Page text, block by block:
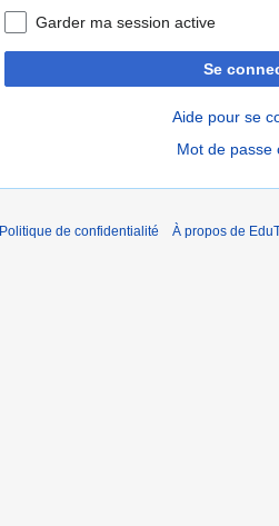
Garder ma session active
Se
Aide pour se
Mot de passe
Politique de confidentialité À propos de